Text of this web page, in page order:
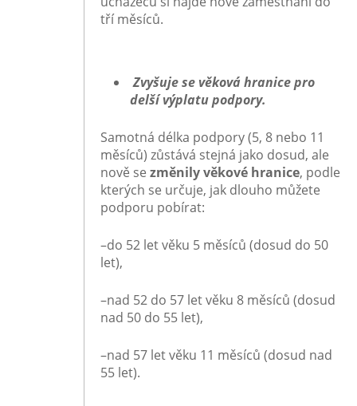
tří měsíců.
Zvyšuje se věková hranice pro
delší výplatu podpory.
Samotná délka podpory (5, 8 nebo 11
měsíců) zůstává stejná jako dosud, ale
nově sezměnily věkové hranice, podle
kterých se určuje, jak dlouho můžete
podporu pobírat:
–do 52 let věku 5 měsíců (dosud do 50
let),
–nad 52 do 57 let věku 8 měsíců (dosud
nad 50 do 55 let),
–nad 57 let věku 11 měsíců (dosud nad
55 let).